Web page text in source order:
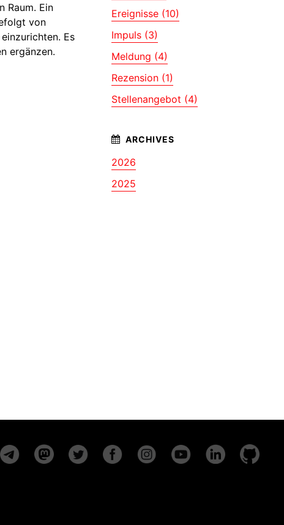
Raum. Ein
von
Es
ergänzen.
Ereignisse (10)
Impuls (3)
Meldung (4)
Rezension (1)
Stellenangebot (4)
2026
2025